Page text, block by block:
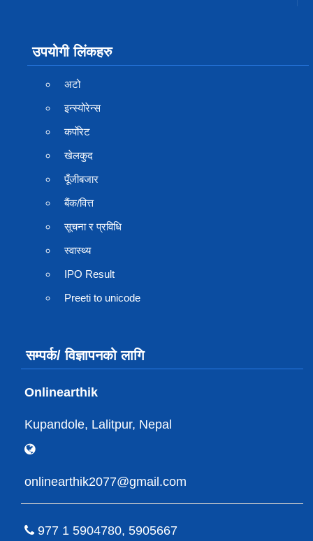
उपयोगी लिंकहरु
अटो
इन्स्योरेन्स
कर्पाेरेट
खेलकुद
पूँजीबजार
बैंक/वित्त
सूचना र प्रविधि
स्वास्थ्य
IPO Result
Preeti to unicode
सम्पर्क/ विज्ञापनको लागि
Onlinearthik
Kupandole, Lalitpur, Nepal
onlinearthik2077@gmail.com
977 1 5904780, 5905667